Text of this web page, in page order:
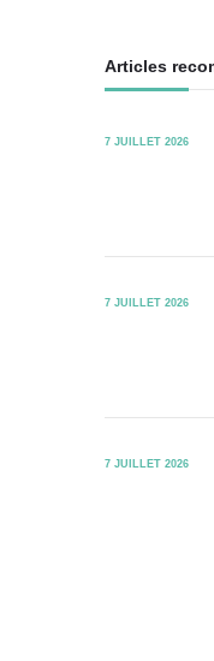
Articles
7 JUILLET 2026
7 JUILLET 2026
7 JUILLET 2026